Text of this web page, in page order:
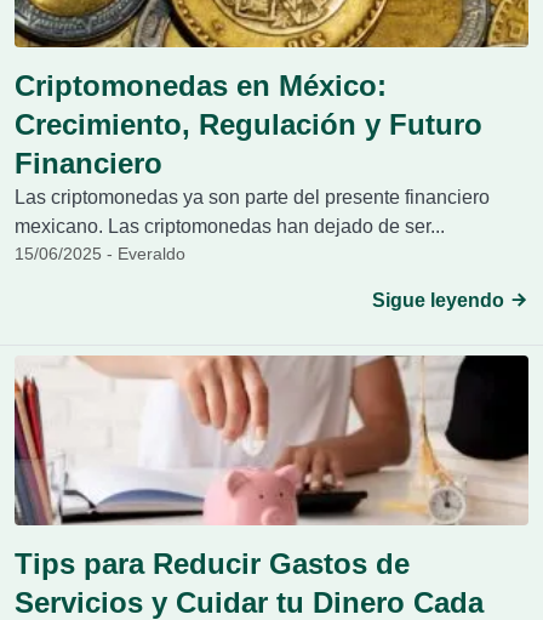
Criptomonedas en México:
Crecimiento, Regulación y Futuro
Financiero
Las criptomonedas ya son parte del presente financiero
mexicano. Las criptomonedas han dejado de ser...
15/06/2025 - Everaldo
Sigue leyendo
Tips para Reducir Gastos de
Servicios y Cuidar tu Dinero Cada